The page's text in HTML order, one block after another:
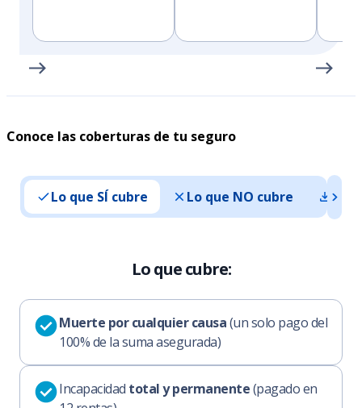
Conoce las coberturas de tu seguro
Lo que SÍ cubre Lo que NO cubre
Lo que cubre:
Muerte por cualquier causa(un solo pago del
100% de la suma asegurada)
Incapacidad total y permanente(pagado en